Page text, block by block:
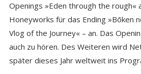
Openings »Eden through the rough«
Honeyworks für das Ending »Bōken
Vlog of the Journey« – an. Das
auch zu hören. Des Weiteren wird
später dieses Jahr weltweit ins